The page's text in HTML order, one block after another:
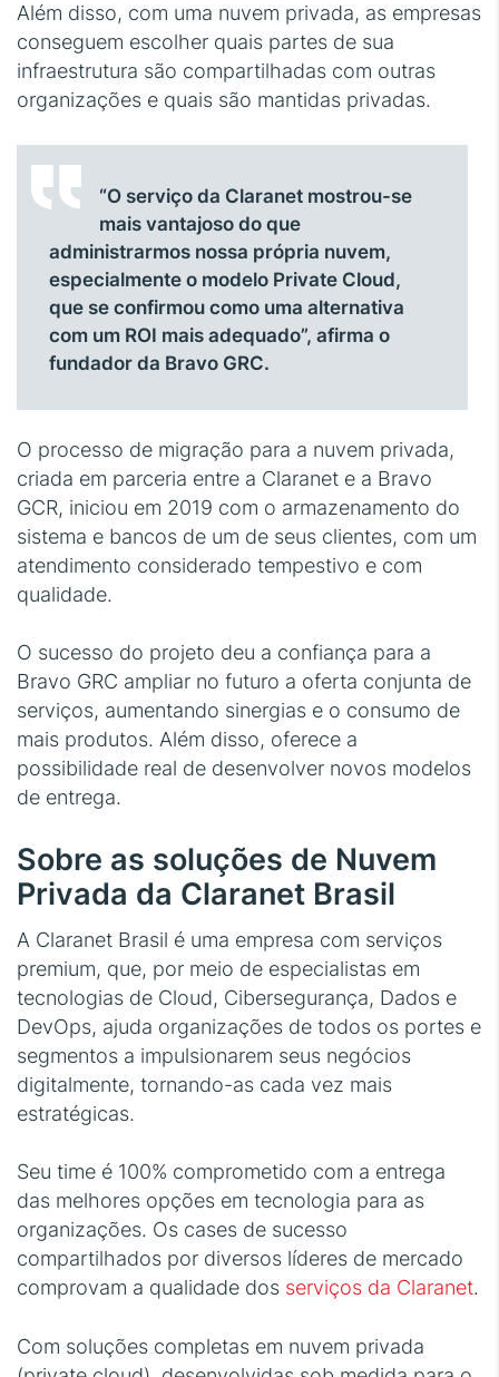
Além disso, com uma nuvem privada, as empresas
conseguem escolher quais partes de sua
infraestrutura são compartilhadas com outras
organizações e quais são mantidas privadas.
“O serviço da Claranet mostrou-se
mais vantajoso do que
administrarmos nossa própria nuvem,
especialmente o modelo Private Cloud,
que se confirmou como uma alternativa
com um ROI mais adequado”, afirma o
fundador da Bravo GRC.
O processo de migração para a nuvem privada,
criada em parceria entre a Claranet e a Bravo
GCR, iniciou em 2019 com o armazenamento do
sistema e bancos de um de seus clientes, com um
atendimento considerado tempestivo e com
qualidade.
O sucesso do projeto deu a confiança para a
Bravo GRC ampliar no futuro a oferta conjunta de
serviços, aumentando sinergias e o consumo de
mais produtos. Além disso, oferece a
possibilidade real de desenvolver novos modelos
de entrega.
Sobre as soluções de Nuvem
Privada da Claranet Brasil
A Claranet Brasil é uma empresa com serviços
premium, que, por meio de especialistas em
tecnologias de Cloud, Cibersegurança, Dados e
DevOps, ajuda organizações de todos os portes e
segmentos a impulsionarem seus negócios
digitalmente, tornando-as cada vez mais
estratégicas.
Seu time é 100% comprometido com a entrega
das melhores opções em tecnologia para as
organizações. Os cases de sucesso
compartilhados por diversos líderes de mercado
comprovam a qualidade dos serviços da Claranet.
Com soluções completas em nuvem privada